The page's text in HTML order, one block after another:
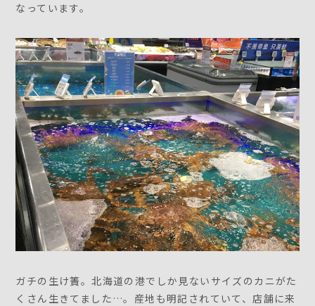
なっています。
ガチの生け簀。北海道の港でしか見ないサイズのカニがた
くさん生きてました…。産地も明記されていて、店舗に来